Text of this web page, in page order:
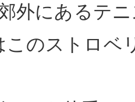
外にあるテ
このストロベ